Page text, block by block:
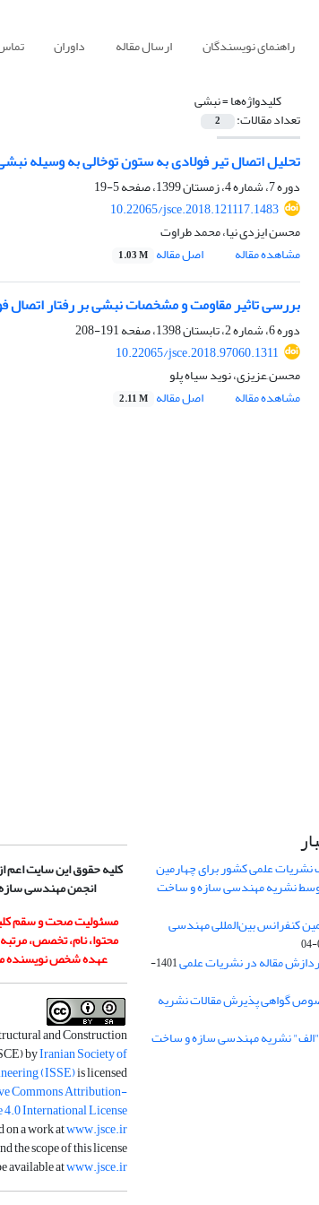
راهنمای نویسندگان ارسال مقاله داوران
کلیدواژه‌ها =نبشی
تعداد مقالات: 2
تحلیل اتصال تیر فولادی به ستون توخالی به وسیله
دوره 7، شماره 4، زمستان 1399، صفحه
5-19
10.22065/jsce.2018.121117.1483
محسن ایزدی نیا، محمد طراوت
مشاهده مقاله
اصل مقاله 1.03 M
بررسی تاثیر مقاومت و مشخصات نبشی بر رفتار اتصال
دوره 6، شماره 2، تابستان 1398، صفحه
191-208
10.22065/jsce.2018.97060.1311
محسن َعزیزی، نوید سیاه پلو
مشاهده مقاله
اصل مقاله 2.11 M
علمی کشور برای چهارمین
نشریه مهندسی سازه و ساخت
کنفرانس بین‌المللی مهندسی
مقاله در نشریات علمی
1401-
گواهی پذیرش مقالات نشریه
کلیه حقوق این سایت اعم
انجمن مهندسی
مسئولیت صحت و سقم
محتوا، نام، تخصص،
عهده شخص نویسنده
and Construction
byIranian Society of
(ISSE)is licensed
Commons Attribution-
International License
on a work atwww.jsce.ir
the scope of this license
available atwww.jsce.ir